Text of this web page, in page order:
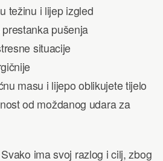
težinu i lijep izgled
pušenja
situacije
masu i lijepo oblikujete tijelo
od moždanog udara za
ima svoj razlog i cilj, zbog